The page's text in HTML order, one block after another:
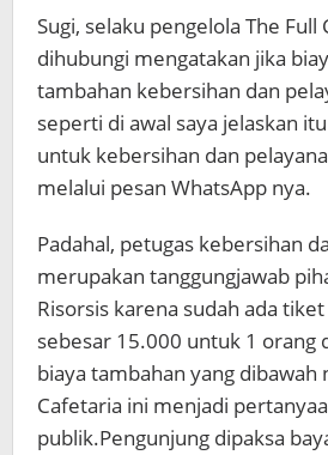
Sugi, selaku pengelola The Full
dihubungi mengatakan jika
tambahan kebersihan dan
seperti di awal saya jelaskan
untuk kebersihan dan
melalui pesan WhatsApp nya.
Padahal, petugas kebersihan
merupakan tanggungjawab
Risorsis karena sudah ada
sebesar 15.000 untuk 1 orang
biaya tambahan yang dibawah
Cafetaria ini menjadi
publik.Pengunjung dipaksa